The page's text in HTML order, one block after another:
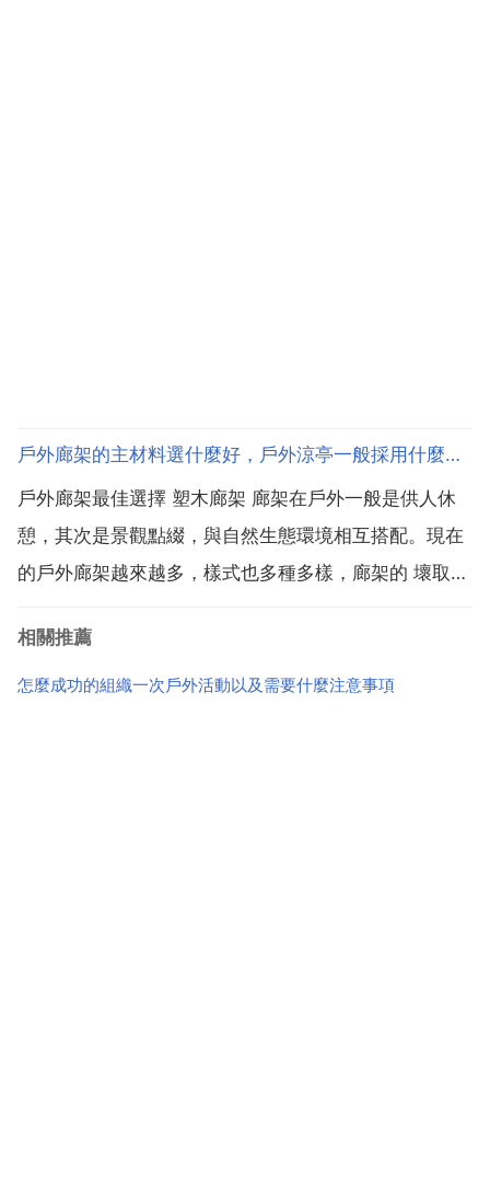
戶外廊架的主材料選什麼好，戶外涼亭一般採用什麼材料做比較好
戶外廊架最佳選擇 塑木廊架 廊架在戶外一般是供人休
憩，其次是景觀點綴，與自然生態環境相互搭配。現在
的戶外廊架越來越多，樣式也多種多樣，廊架的 壞取決
金屬 鋼筋混凝土等，材料的種類多種多樣，哪一種才更
適合戶外廊架的主材料呢？那一定是塑木複合材料了。
相關推薦
怎麼成功的組織一次戶外活動以及需要什麼注意事項